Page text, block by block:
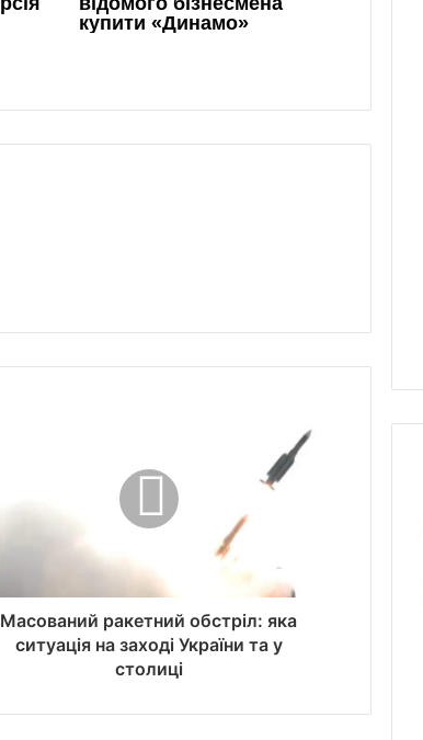
Масований ракетний обстріл: яка
ситуація на заході України та у
столиці